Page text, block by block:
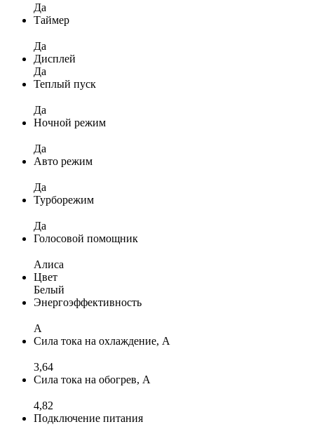
Да
Таймер
Да
Дисплей
Да
Теплый пуск
Да
Ночной режим
Да
Авто режим
Да
Турборежим
Да
Голосовой помощник
Алиса
Цвет
Белый
Энергоэффективность
A
Сила тока на охлаждение, А
3,64
Сила тока на обогрев, А
4,82
Подключение питания